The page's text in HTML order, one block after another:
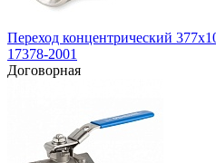
Переход концентрический
17378-2001
Договорная